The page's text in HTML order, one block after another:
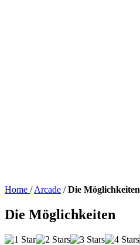
Home / Arcade / Die Möglichkeiten
Die Möglichkeiten